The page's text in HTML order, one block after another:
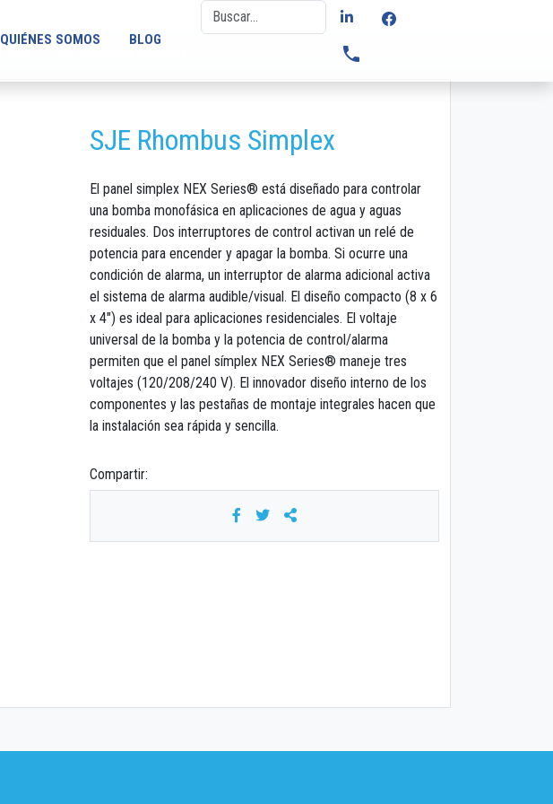
QUIÉNES SOMOS BLOG
phone
SJE Rhombus Simplex
El panel simplex NEX Series® está diseñado para controlar
una bomba monofásica en aplicaciones de agua y aguas
residuales. Dos interruptores de control activan un relé de
potencia para encender y apagar la bomba. Si ocurre una
condición de alarma, un interruptor de alarma adicional activa
el sistema de alarma audible/visual. El diseño compacto (8 x 6
x 4″) es ideal para aplicaciones residenciales. El voltaje
universal de la bomba y la potencia de control/alarma
permiten que el panel símplex NEX Series® maneje tres
voltajes (120/208/240 V). El innovador diseño interno de los
componentes y las pestañas de montaje integrales hacen que
la instalación sea rápida y sencilla.
Compartir: